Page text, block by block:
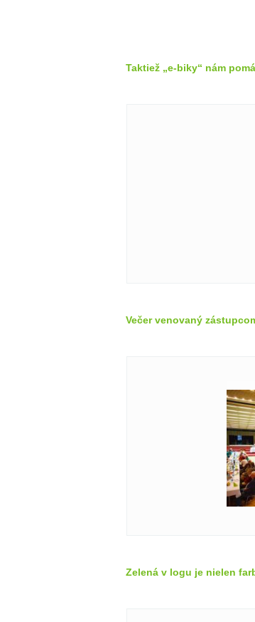
Taktiež „e-biky“ nám
Večer venovaný
Zelená v logu je nielen